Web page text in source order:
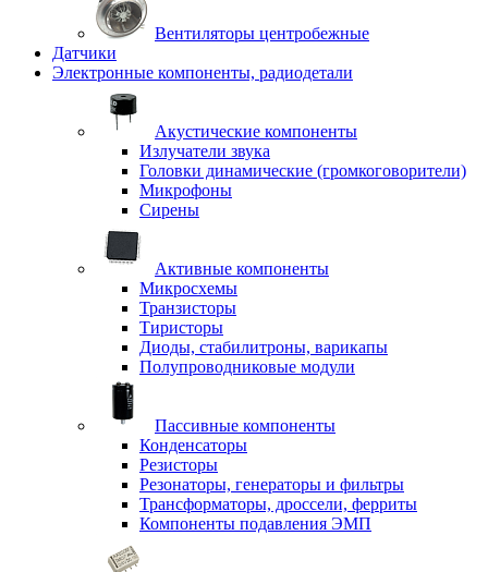
Вентиляторы центробежные
Датчики
Электронные компоненты, радиодетали
Акустические компоненты
Излучатели звука
Головки динамические (громкоговорители)
Микрофоны
Сирены
Активные компоненты
Микросхемы
Транзисторы
Тиристоры
Диоды, стабилитроны, варикапы
Полупроводниковые модули
Пассивные компоненты
Конденсаторы
Резисторы
Резонаторы, генераторы и фильтры
Трансформаторы, дроссели, ферриты
Компоненты подавления ЭМП